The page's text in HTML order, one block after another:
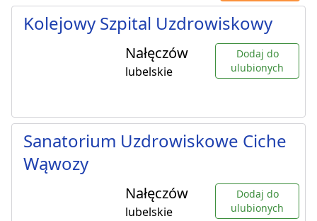
Kolejowy Szpital Uzdrowiskowy
Nałęczów
lubelskie
Dodaj do
ulubionych
Sanatorium Uzdrowiskowe Ciche
Wąwozy
Nałęczów
lubelskie
Dodaj do
ulubionych